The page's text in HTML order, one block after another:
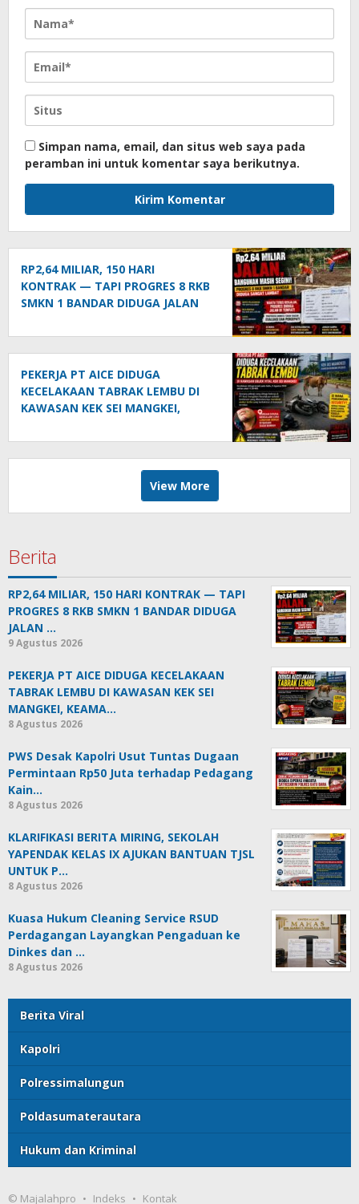
Simpan nama, email, dan situs web saya pada
peramban ini untuk komentar saya berikutnya.
RP2,64 MILIAR, 150 HARI
KONTRAK — TAPI PROGRES 8 RKB
SMKN 1 BANDAR DIDUGA JALAN
PEKERJA PT AICE DIDUGA
KECELAKAAN TABRAK LEMBU DI
KAWASAN KEK SEI MANGKEI,
View More
Berita
RP2,64 MILIAR, 150 HARI KONTRAK — TAPI
PROGRES 8 RKB SMKN 1 BANDAR DIDUGA
JALAN …
9 Agustus 2026
PEKERJA PT AICE DIDUGA KECELAKAAN
TABRAK LEMBU DI KAWASAN KEK SEI
MANGKEI, KEAMA…
8 Agustus 2026
PWS Desak Kapolri Usut Tuntas Dugaan
Permintaan Rp50 Juta terhadap Pedagang
Kain…
8 Agustus 2026
KLARIFIKASI BERITA MIRING, SEKOLAH
YAPENDAK KELAS IX AJUKAN BANTUAN TJSL
UNTUK P…
8 Agustus 2026
Kuasa Hukum Cleaning Service RSUD
Perdagangan Layangkan Pengaduan ke
Dinkes dan …
8 Agustus 2026
Berita Viral
Kapolri
Polressimalungun
Poldasumaterautara
Hukum dan Kriminal
© Majalahpro Indeks Kontak